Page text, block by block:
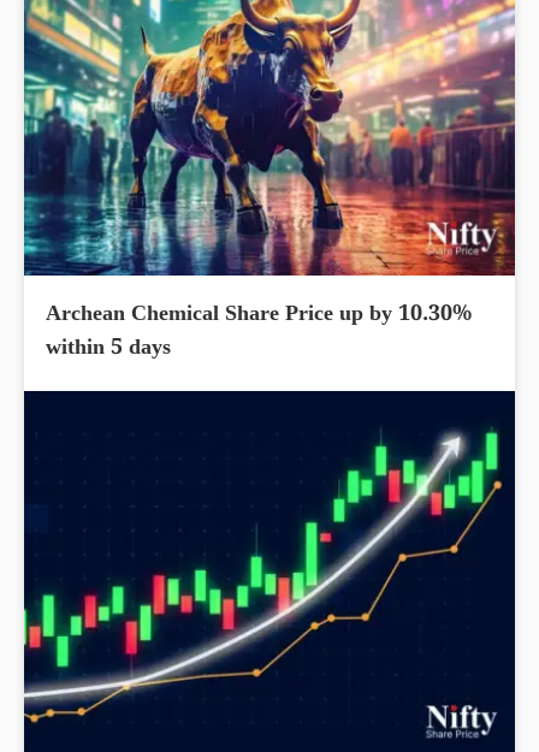
Archean Chemical Share Price up by 10.30%
within 5 days